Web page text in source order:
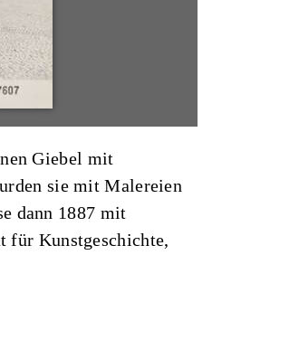
Giebel mit
sie mit Malereien
dann 1887 mit
für Kunstgeschichte,